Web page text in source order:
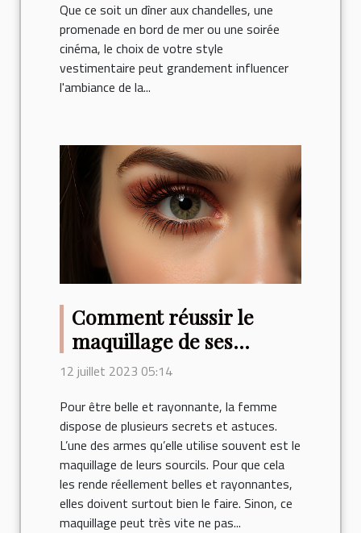
Que ce soit un dîner aux chandelles, une
promenade en bord de mer ou une soirée
cinéma, le choix de votre style
vestimentaire peut grandement influencer
l'ambiance de la...
Comment réussir le
maquillage de ses
sourcils ?
12 juillet 2023 05:14
Pour être belle et rayonnante, la femme
dispose de plusieurs secrets et astuces.
L’une des armes qu’elle utilise souvent est le
maquillage de leurs sourcils. Pour que cela
les rende réellement belles et rayonnantes,
elles doivent surtout bien le faire. Sinon, ce
maquillage peut très vite ne pas...